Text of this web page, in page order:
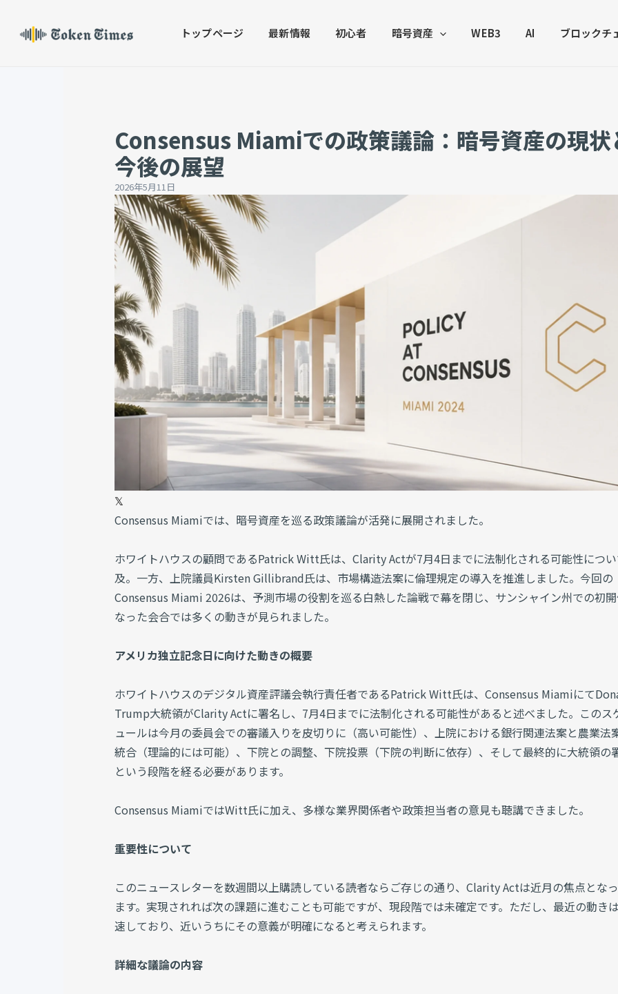
content
トップページ 最新情報 初心者 暗号資産 WEB3 AI ブロックチ
Consensus Miamiでの政策議論：暗号資産の現状
今後の展望
2026年5月11日
𝕏
Consensus Miamiでは、暗号資産を巡る政策議論が活発に展開されました。
ホワイトハウスの顧問であるPatrick Witt氏は、Clarity Actが7月4日までに法制化される可能性につ
及。一方、上院議員Kirsten Gillibrand氏は、市場構造法案に倫理規定の導入を推進しました。今回の
Consensus Miami 2026は、予測市場の役割を巡る白熱した論戦で幕を閉じ、サンシャイン州での初開
なった会合では多くの動きが見られました。
アメリカ独立記念日に向けた動きの概要
ホワイトハウスのデジタル資産評議会執行責任者であるPatrick Witt氏は、Consensus Miamiにて
Trump大統領がClarity Actに署名し、7月4日までに法制化される可能性があると述べました。このス
ュールは今月の委員会での審議入りを皮切りに（高い可能性）、上院における銀行関連法案と農業法
統合（理論的には可能）、下院との調整、下院投票（下院の判断に依存）、そして最終的に大統領の
という段階を経る必要があります。
Consensus MiamiではWitt氏に加え、多様な業界関係者や政策担当者の意見も聴講できました。
重要性について
このニュースレターを数週間以上購読している読者ならご存じの通り、Clarity Actは近月の焦点とな
ます。実現されれば次の課題に進むことも可能ですが、現段階では未確定です。ただし、最近の動き
速しており、近いうちにその意義が明確になると考えられます。
詳細な議論の内容